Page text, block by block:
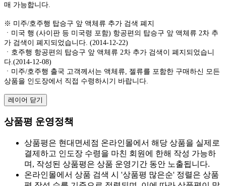
매 가능합니다.
※ 미주/호주행 탑승구 앞 액체류 추가 검색 폐지
ㆍ미국 행 (사이판 등 미국령 포함) 항공편의 탑승구 앞 액체류 2차 추
가 검색이 폐지되었습니다. (2014-12-22)
ㆍ호주행 항공편의 탑승구 앞 액체류 2차 추가 검색이 폐지되었습니
다.(2014-12-08)
ㆍ미주/호주행 출국 고객께서는 액체류, 젤류를 포함한 구매하신 모든
상품을 인도장에서 직접 수령하시기 바랍니다.
레이어 닫기
상품평 운영정책
상품평은 현대면세점 온라인몰에서 해당 상품을 실제로
결제하고 인도장 수령을 마친 회원에 한해 작성 가능하
며, 작성된 상품평은 상품 운영기간 동안 노출됩니다.
온라인몰에서 상품 검색 시 '상품평 많은순' 정렬은 상품